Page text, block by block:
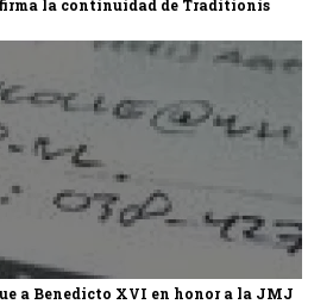
la continuidad de Traditionis
a Benedicto XVI en honor a la JMJ